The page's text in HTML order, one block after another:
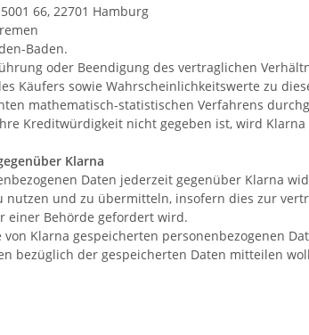
66, 22701 Hamburg
Baden.
oder Beendigung des vertraglichen
Käufers sowie Wahrscheinlichkeitswerte zu
mathematisch-statistischen Verfahrens
Kreditwürdigkeit nicht gegeben ist, wird
Klarna
Daten jederzeit gegenüber Klarna
und zu übermitteln, insofern dies zur
einer Behörde gefordert wird.
Klarna gespeicherten personenbezogenen
bezüglich der gespeicherten Daten mitteilen